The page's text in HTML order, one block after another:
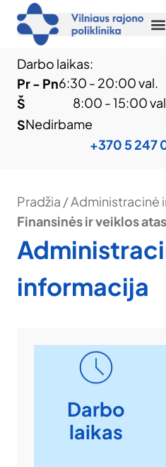
Darbo laikas:
Pr - Pn6:30 - 20:00 val.
Š
8:00 - 15:00
SNedirbame
+370 5 247
Pradžia /Administracinė
Finansinės ir veiklos
informacija
Darbo
laikas